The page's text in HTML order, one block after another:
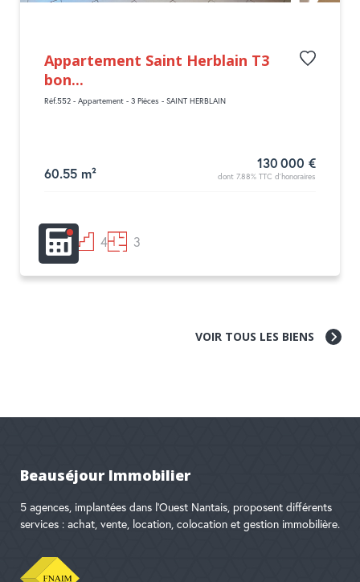
Appartement Saint Herblain T3
bon...
Réf.552 - Appartement - 3 Pièces - SAINT HERBLAIN
60.55 m²
130 000 €
dont 7.88% TTC d'honoraires
1 4 3
VOIR TOUS LES BIENS
Beauséjour Immobilier
5 agences, implantées dans l'Ouest Nantais, proposent différents
services : achat, vente, location, colocation et gestion immobilière.